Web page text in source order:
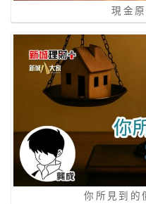
現金
你所見到的